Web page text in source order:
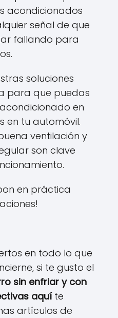
acondicionados
señal de que
fallando para
soluciones
para que puedas
en
en tu automóvil.
ventilación y
son clave
en práctica
en todo lo que
si te gusto el
sin enfriar y con
aquíte
artículos de